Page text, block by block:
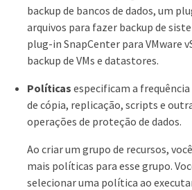
backup de bancos de dados, um
arquivos para fazer backup de
plug-in SnapCenter para VMware
backup de VMs e datastores.
Políticas especificam a
de cópia, replicação, scripts e
operações de proteção de dados.
Ao criar um grupo de recursos,
mais políticas para esse grupo.
selecionar uma política ao